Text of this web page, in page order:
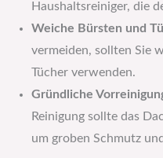
Haushaltsreiniger, die
Weiche Bürsten und
vermeiden, sollten Sie
Tücher verwenden.
Gründliche
Reinigung sollte das
um groben Schmutz